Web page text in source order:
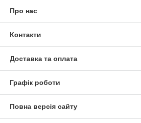
Про нас
Контакти
Доставка та оплата
Графік роботи
Повна версія сайту